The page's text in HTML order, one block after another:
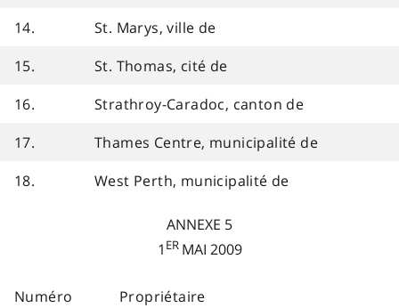
14.
St. Marys, ville de
15.
St. Thomas, cité de
16.
Strathroy-Caradoc, canton de
17.
Thames Centre, municipalité de
18.
West Perth, municipalité de
ANNEXE 5
1 ER MAI 2009
Numéro
Propriétaire